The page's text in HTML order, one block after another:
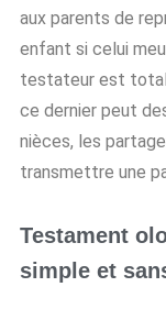
aux parents de
enfant si celui
testateur est
ce dernier peut
nièces, les
transmettre une
Testament
simple et